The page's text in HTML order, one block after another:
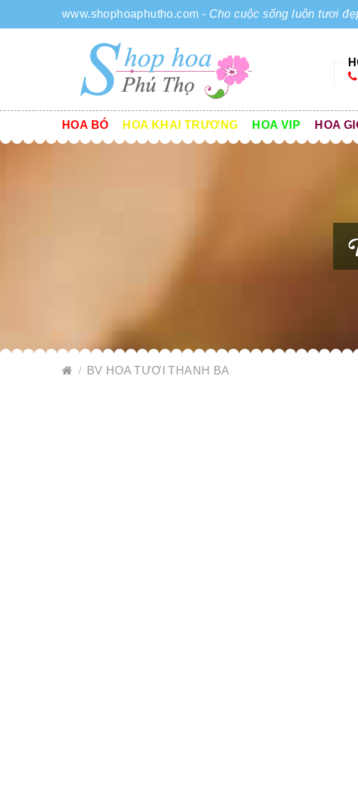
www.shophoaphutho.com - Cho cuộc sống luôn tươi
HOA BÓ HOA KHAI TRƯƠNG HOA VIP HOA
BV HOA TƯƠI THANH BA